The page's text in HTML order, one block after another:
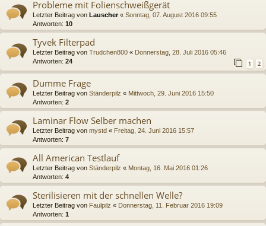
Probleme mit Folienschweißgerät
Letzter Beitrag von Lauscher« Sonntag, 07. August 2016 09:55
Antworten: 10
Tyvek Filterpad
Letzter Beitrag von Trudchen800 « Donnerstag, 28. Juli 2016 05:46
Antworten: 24 1 2
Dumme Frage
Letzter Beitrag von Ständerpilz « Mittwoch, 29. Juni 2016 15:50
Antworten: 2
Laminar Flow Selber machen
Letzter Beitrag von mystd « Freitag, 24. Juni 2016 15:57
Antworten: 7
All American Testlauf
Letzter Beitrag von Ständerpilz « Montag, 16. Mai 2016 01:26
Antworten: 4
Sterilisieren mit der schnellen Welle?
Letzter Beitrag von Faulpilz « Donnerstag, 11. Februar 2016 19:09
Antworten: 1